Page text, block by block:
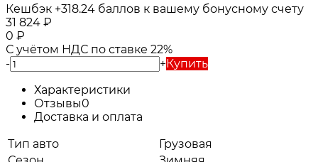
Кешбэк +318.24 баллов к вашему бонусному счету
31 824 ₽
0 ₽
С учётом НДС по ставке 22%
-
+Купить
Характеристики
Отзывы0
Доставка и оплата
Тип авто
Грузовая